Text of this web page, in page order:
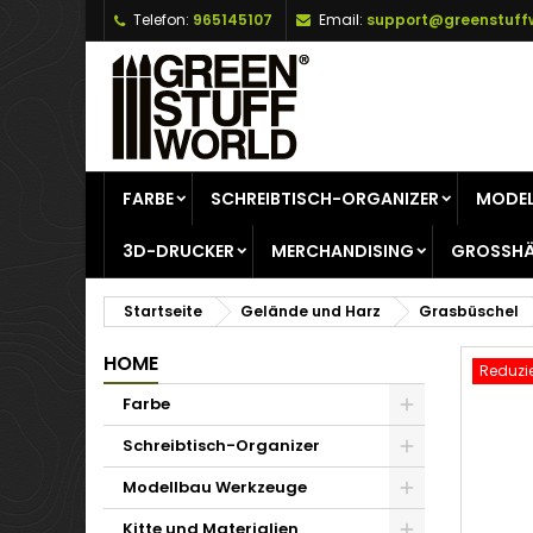
Telefon: 965145107 Email:
FARBE SCHREIBTISCH-ORGANIZER
3D-DRUCKER MERCHANDISING
Startseite Gelände und Harz Grasbüschel
HOME
Farbe
Schreibtisch-Organizer
Modellbau Werkzeuge